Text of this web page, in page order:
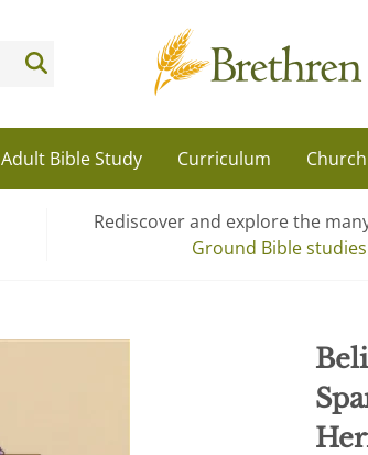
Adult Bible Study Curriculum
Rediscover and explore the
Ground Bible